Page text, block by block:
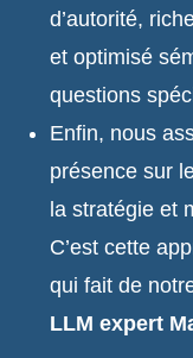
d’autorité,
et optimisé
questions
Enfin, nous
présence sur
la stratégie et
C’est cette
qui fait de
LLM expert